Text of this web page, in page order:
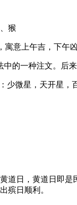
猴
意上午吉，下午
的一种注文。后
微星，天开星，
道日，黄道日即
殡日顺利。